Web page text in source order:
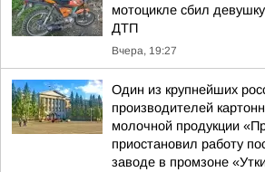
мотоцикле сбил
ДТП
Вчера, 19:27
Один из крупнейших
производителей
молочной продукции
приостановил работу
заводе в промзоне